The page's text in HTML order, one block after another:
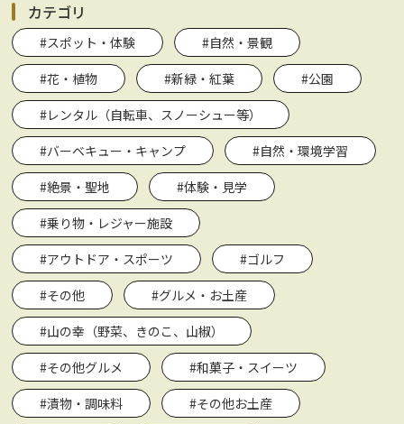
カテゴリ
#スポット・体験
#自然・景観
#花・植物
#新緑・紅葉
#公園
#レンタル（自転車、スノーシュー等）
#バーベキュー・キャンプ
#自然・環境学習
#絶景・聖地
#体験・見学
#乗り物・レジャー施設
#アウトドア・スポーツ
#ゴルフ
#その他
#グルメ・お土産
#山の幸（野菜、きのこ、山椒）
#その他グルメ
#和菓子・スイーツ
#漬物・調味料
#その他お土産